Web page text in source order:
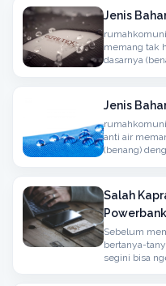
hoodie
Jenis
memang tak
dasarnya
berdasarkan
Jenis
anti air
(benang)
Salah
Powerbank
Sebelum
bertanya-
segini bisa